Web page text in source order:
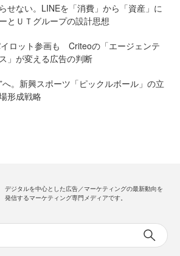
せない。LINEを「消費」から「資産」に
とＵＴグループの設計思想
ロット参画も Criteoの「エージェンテ
」が変える広告の判断
へ。新興スポーツ「ピックルボール」の立
形成戦略
デジタルを中心とした広告／マーケティングの最新動向を
発信するマーケティング専門メディアです。